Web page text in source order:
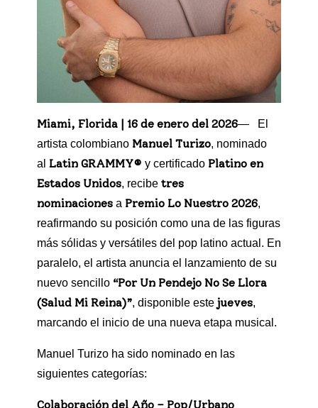
Miami, Florida | 16 de enero del 2026— El
artista colombiano Manuel Turizo, nominado
al Latin GRAMMY® y certificado Platino en
Estados Unidos, recibe tres
nominaciones a Premio Lo Nuestro 2026,
reafirmando su posición como una de las figuras
más sólidas y versátiles del pop latino actual. En
paralelo, el artista anuncia el lanzamiento de su
nuevo sencillo “Por Un Pendejo No Se Llora
(Salud Mi Reina)”, disponible este jueves,
marcando el inicio de una nueva etapa musical.
Manuel Turizo ha sido nominado en las
siguientes categorías:
Colaboración del Año – Pop/Urbano